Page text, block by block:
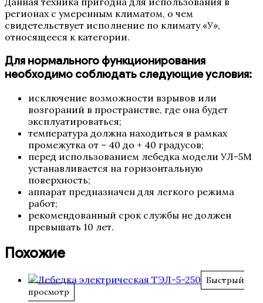
регионах с умеренным климатом, о чем
свидетельствует исполнение по климату «У»,
относящееся к категории.
Для нормального функционирования
необходимо соблюдать следующие условия:
исключение возможности взрывов или
возгораний в пространстве, где она будет
эксплуатироваться;
температура должна находиться в рамках
промежутка от – 40 до + 40 градусов;
перед использованием лебедка модели УЛ-5М
устанавливается на горизонтальную
поверхность;
аппарат предназначен для легкого режима
работ;
рекомендованный срок службы не должен
превышать 10 лет.
Похожие
Быстрый
просмотр